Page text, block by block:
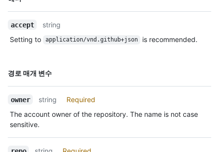
"https://HOSTNAME/users/octocat/events{/privacy}",
"https://HOSTNAME/users/octocat/received_events",
  }
accept
string
Setting to
application/vnd.github+json is recommended.
경로 매개 변수
이름,
owner string
Required
The account owner of the repository. The name is not case
sensitive.